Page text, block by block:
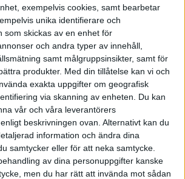
exempelvis cookies, samt bearbetar
unika identifierare och
som skickas av en enhet för
och andra typer av innehåll,
samt målgruppsinsikter, samt för
produkter. Med din tillåtelse kan vi och
exakta uppgifter om geografisk
via skanning av enheten. Du kan
vår och våra leverantörers
beskrivningen ovan. Alternativt kan du
information och ändra dina
samtycker eller för att neka samtycke.
av dina personuppgifter kanske
men du har rätt att invända mot sådan
Marknadsföring
för 14 år sedan
- Ett nytt dryckesföretag
och ditt företag
för 14 år sedan
ett företagsnamn för 14 år sedan
för 14 år sedan